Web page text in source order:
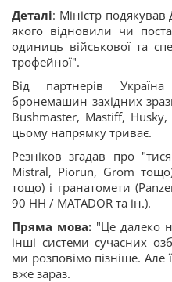
Деталі: Міністр
якого відновили чи
одиниць військової та
трофейної".
Від партнерів
бронемашин західних
Bushmaster, Mastiff,
цьому напрямку триває.
Резніков згадав про
Mistral, Piorun, Grom
тощо) і гранатомети
90 HH / MATADOR та ін.).
Пряма мова: "Це далеко
інші системи сучасних
ми розповімо пізніше. Але
вже зараз.